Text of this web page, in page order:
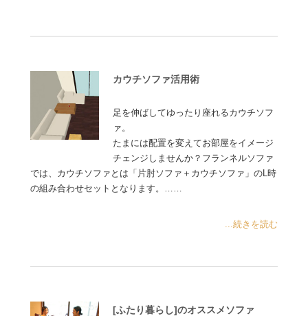
カウチソファ活用術
足を伸ばしてゆったり座れるカウチソフ
ァ。
たまには配置を変えてお部屋をイメージ
チェンジしませんか？フランネルソファ
では、カウチソファとは「片肘ソファ＋カウチソファ」のL時
の組み合わせセットとなります。……
...続きを読む
[ふたり暮らし]のオススメソファ